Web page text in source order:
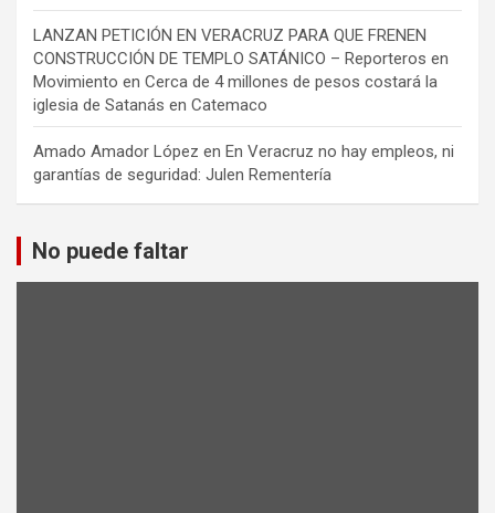
LANZAN PETICIÓN EN VERACRUZ PARA QUE FRENEN
CONSTRUCCIÓN DE TEMPLO SATÁNICO – Reporteros en
Movimiento en Cerca de 4 millones de pesos costará la
iglesia de Satanás en Catemaco
Amado Amador López en En Veracruz no hay empleos, ni
garantías de seguridad: Julen Rementería
No puede faltar